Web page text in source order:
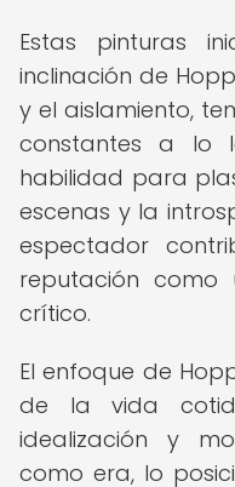
Estas pinturas
inclinación de
y el aislamiento,
constantes a lo
habilidad para
escenas y la
espectador
reputación como
crítico.
El enfoque de
de la vida
idealización y
como era, lo